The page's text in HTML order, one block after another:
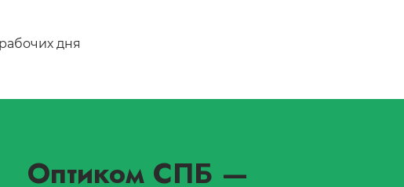
дня
Оптиком СПБ —